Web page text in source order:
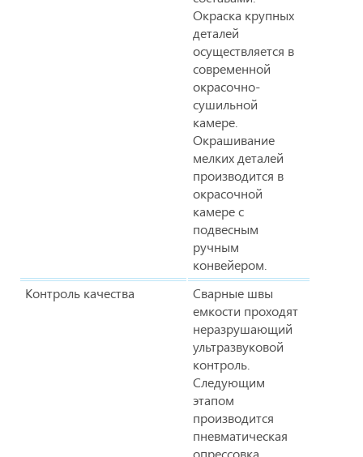
Окраска крупных
деталей
осуществляется в
современной
окрасочно-
сушильной
камере.
Окрашивание
мелких деталей
производится в
окрасочной
камере с
подвесным
ручным
конвейером.
Контроль качества
Сварные швы
емкости проходят
неразрушающий
ультразвуковой
контроль.
Следующим
этапом
производится
пневматическая
опрессовка